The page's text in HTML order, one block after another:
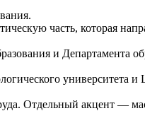
часть, которая
и Департамента
университета
Отдельный акцент —